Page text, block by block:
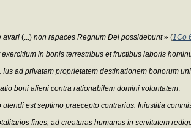
avari (...) non rapaces Regnum Dei possidebunt» (1Co
in bonis terrestribus et fructibus laboris
ad privatam proprietatem destinationem bonorum
boni alieni contra rationabilem domini voluntatem.
est septimo praecepto contrarius. Iniustitia
fines, ad creaturas humanas in servitutem